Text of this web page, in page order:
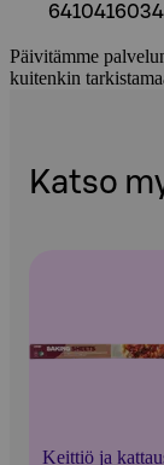
Päivitämme
kuitenkin
Katso
Keittiö ja